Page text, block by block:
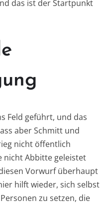
das ist der Startpunkt
Feld geführt, und das
aber Schmitt und
nicht öffentlich
nicht Abbitte geleistet
Vorwurf überhaupt
hilft wieder, sich selbst
zu setzen, die